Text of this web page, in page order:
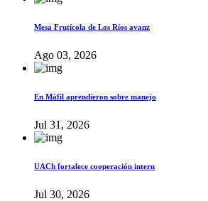
Mesa Frutícola de Los Ríos avanz
Ago 03, 2026
En Máfil aprendieron sobre manejo
Jul 31, 2026
UACh fortalece cooperación intern
Jul 30, 2026